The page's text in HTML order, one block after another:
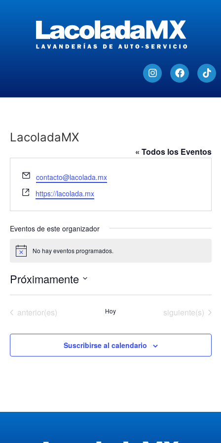
LacoladaMX
« Todos los Eventos
Email
contacto@lacolada.mx
Website
https://lacolada.mx
Eventos de este organizador
Aviso No hay eventos programados.
Próximamente
fecha.
Eventos
anterior(es) Hoy Eventos
siguiente(s)
Suscribirse al calendario